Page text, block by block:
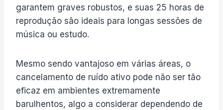
garantem graves robustos, e suas 25 horas de
reprodução são ideais para longas sessões de
música ou estudo.
Mesmo sendo vantajoso em várias áreas, o
cancelamento de ruído ativo pode não ser tão
eficaz em ambientes extremamente
barulhentos, algo a considerar dependendo de